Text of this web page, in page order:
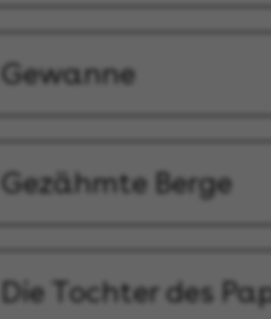
Gewanne
Gezähmte Berge
Die Tochter des